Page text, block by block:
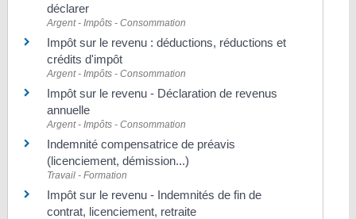
déclarer
Argent - Impôts - Consommation
Impôt sur le revenu : déductions, réductions et
crédits d'impôt
Argent - Impôts - Consommation
Impôt sur le revenu - Déclaration de revenus
annuelle
Argent - Impôts - Consommation
Indemnité compensatrice de préavis
(licenciement, démission...)
Travail - Formation
Impôt sur le revenu - Indemnités de fin de
contrat, licenciement, retraite